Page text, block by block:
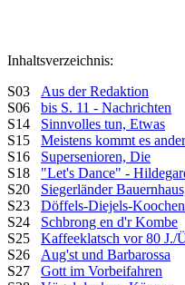
Inhaltsverzeichnis:
S03 Aus der Redaktion
S06 bis S. 11 - Nachrichten
S14 Sinnvolles tun, Etwas
S15 Meistens kommt es
S16 Supersenioren, Die
S18 "Let's Dance" -
S20 Siegerländer
S23 Döffels-Diejels-Koochen
S24 Schbrong en d'r Kombe
S25 Kaffeeklatsch vor 80 J./
S26 Aug'st und Barbarossa
S27 Gott im Vorbeifahren